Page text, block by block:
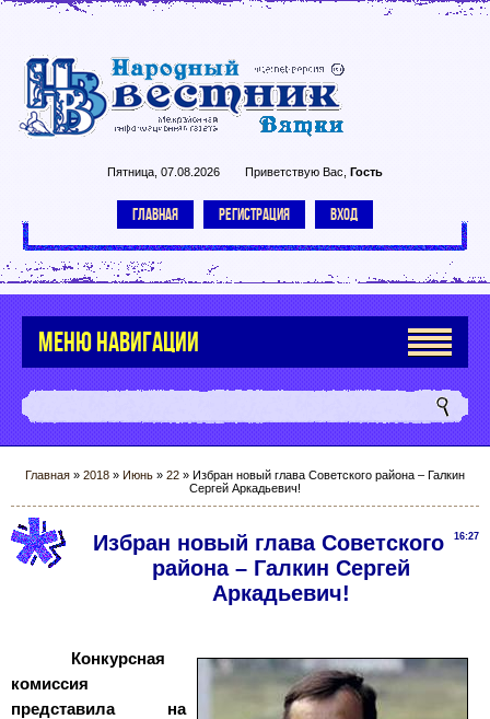
Пятница, 07.08.2026 Приветствую Вас Гость
ГЛАВНАЯ РЕГИСТРАЦИЯ ВХОД
МЕНЮ НАВИГАЦИИ
Главная » 2018 » Июнь » 22 » Избран новый глава Советского района – Галкин
Сергей Аркадьевич!
16:27
Избран новый глава Советского
района – Галкин Сергей
Аркадьевич!
Конкурсная
комиссия
представила на